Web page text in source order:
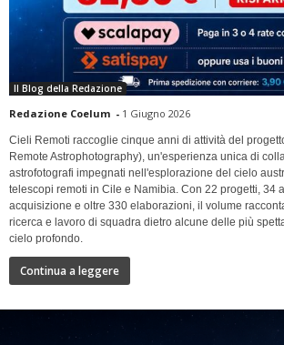
Il Blog della Redazione
Redazione Coelum - 1 Giugno 2026
Cieli Remoti raccoglie cinque anni di attività del
Remote Astrophotography), un'esperienza unica di
astrofotografi impegnati nell'esplorazione del cielo
telescopi remoti in Cile e Namibia. Con 22 progetti, 34
acquisizione e oltre 330 elaborazioni, il volume
ricerca e lavoro di squadra dietro alcune delle più
cielo profondo.
Continua a leggere